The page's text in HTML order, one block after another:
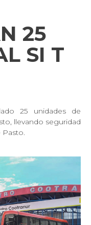
25
SI T
25 unidades de
llevando seguridad
Pasto.